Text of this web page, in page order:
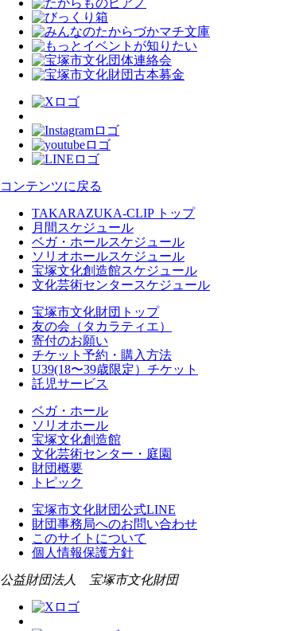
コンテンツに戻る
TAKARAZUKA-CLIP トップ
月間スケジュール
ベガ・ホールスケジュール
ソリオホールスケジュール
宝塚文化創造館スケジュール
文化芸術センタースケジュール
宝塚市文化財団トップ
友の会（タカラティエ）
寄付のお願い
チケット予約・購入方法
U39(18〜39歳限定）チケット
託児サービス
ベガ・ホール
ソリオホール
宝塚文化創造館
文化芸術センター・庭園
財団概要
トピック
宝塚市文化財団公式LINE
財団事務局へのお問い合わせ
このサイトについて
個人情報保護方針
公益財団法人 宝塚市文化財団